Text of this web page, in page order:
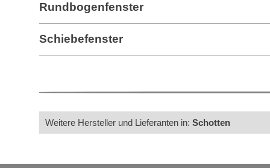
Rundbogenfenster
Schiebefenster
Weitere Hersteller und Lieferanten in: Schotten